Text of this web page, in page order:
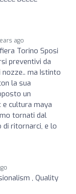
ago
Torino Sposi
preventivi da
ma Istinto
la sua
un
cultura maya
tornati dal
di ritornarci, e lo
, Quality